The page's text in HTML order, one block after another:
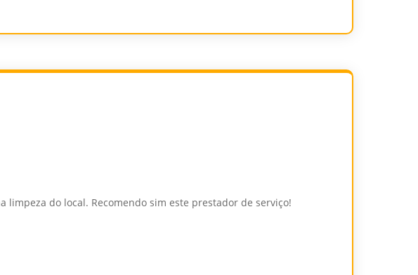
do local. Recomendo sim este prestador de serviço!